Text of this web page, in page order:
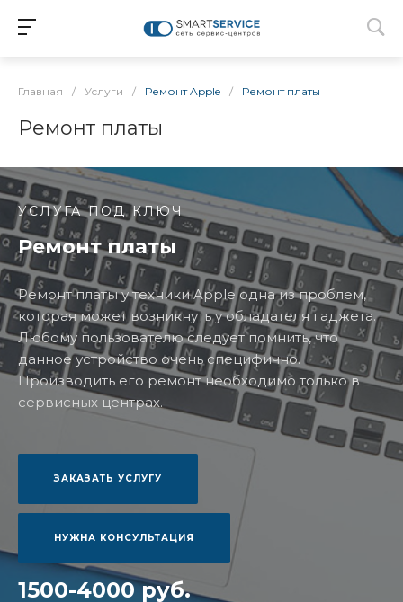
Главная / Услуги / Ремонт Apple / Ремонт платы
Ремонт платы
УСЛУГА ПОД КЛЮЧ
Ремонт платы
Ремонт платы у техники Apple одна из проблем,
которая может возникнуть у обладателя гаджета.
Любому пользователю следует помнить, что
данное устройство очень специфично.
Производить его ремонт необходимо только в
сервисных центрах.
ЗАКАЗАТЬ УСЛУГУ
НУЖНА КОНСУЛЬТАЦИЯ
1500-4000 руб.